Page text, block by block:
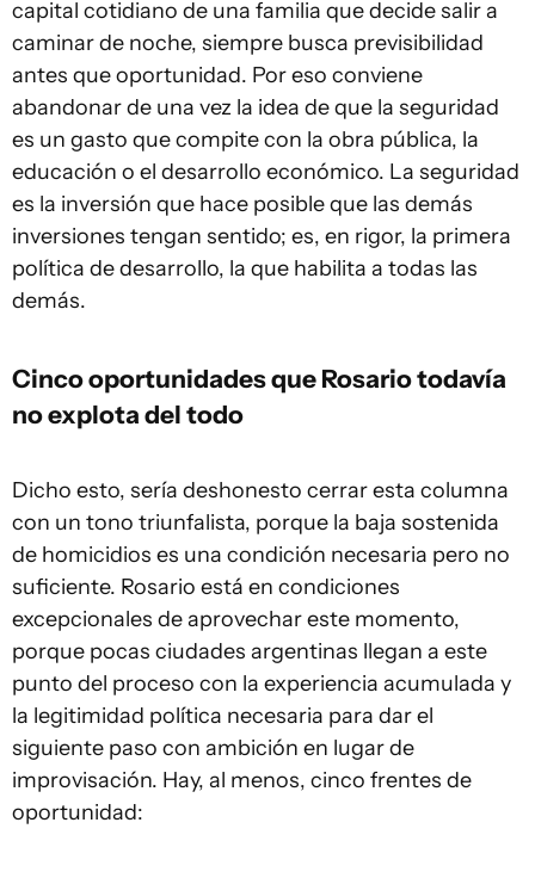
capital cotidiano de una familia que decide salir a
caminar de noche, siempre busca previsibilidad
antes que oportunidad. Por eso conviene
abandonar de una vez la idea de que la seguridad
es un gasto que compite con la obra pública, la
educación o el desarrollo económico. La seguridad
es la inversión que hace posible que las demás
inversiones tengan sentido; es, en rigor, la primera
política de desarrollo, la que habilita a todas las
demás.
Cinco oportunidades que Rosario todavía
no explota del todo
Dicho esto, sería deshonesto cerrar esta columna
con un tono triunfalista, porque la baja sostenida
de homicidios es una condición necesaria pero no
suficiente. Rosario está en condiciones
excepcionales de aprovechar este momento,
porque pocas ciudades argentinas llegan a este
punto del proceso con la experiencia acumulada y
la legitimidad política necesaria para dar el
siguiente paso con ambición en lugar de
improvisación. Hay, al menos, cinco frentes de
oportunidad: